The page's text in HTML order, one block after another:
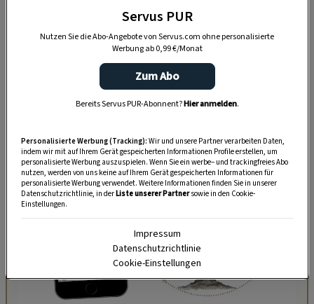
Sprühlack
silberfarbenen Basteldraht
Servus PUR
Nutzen Sie die Abo-Angebote von Servus.com ohne personalisierte
Werbung ab 0,99 €/Monat
Zum Abo
Bereits Servus PUR-Abonnent?Hier anmelden.
Personalisierte Werbung (Tracking): Wir und unsere Partner verarbeiten Daten,
indem wir mit auf Ihrem Gerät gespeicherten Informationen Profile erstellen, um
personalisierte Werbung auszuspielen. Wenn Sie ein werbe– und trackingfreies Abo
nutzen, werden von uns keine auf Ihrem Gerät gespeicherten Informationen für
personalisierte Werbung verwendet. Weitere Informationen finden Sie in unserer
Datenschutzrichtlinie, in derListe unserer Partnersowie in den Cookie-
Einstellungen.
Impressum
Datenschutzrichtlinie
Cookie-Einstellungen